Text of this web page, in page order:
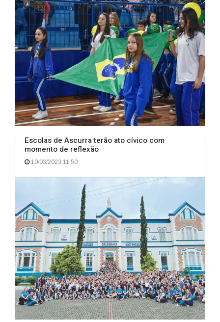
Escolas de Ascurra terão ato cívico com
momento de reflexão
10/03/2023 11:50